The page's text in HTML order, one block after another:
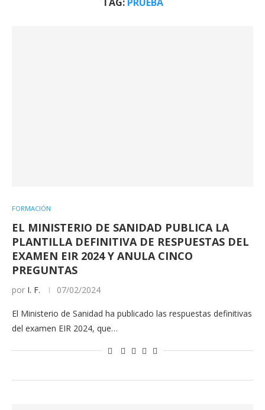
FORMACIÓN
EL MINISTERIO DE SANIDAD PUBLICA LA
PLANTILLA DEFINITIVA DE RESPUESTAS DEL
EXAMEN EIR 2024 Y ANULA CINCO
PREGUNTAS
por I. F. 07/02/2024
El Ministerio de Sanidad ha publicado las respuestas definitivas
del examen EIR 2024, que…